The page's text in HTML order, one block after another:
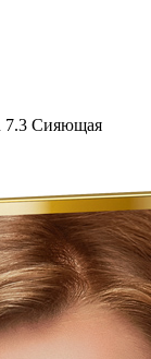
7.3 Сияющая